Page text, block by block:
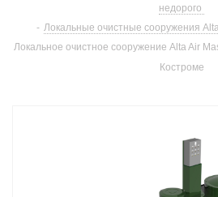
недорого
- Локальные очистные сооружения
Локальное очистное сооружение Alta Air
Костроме